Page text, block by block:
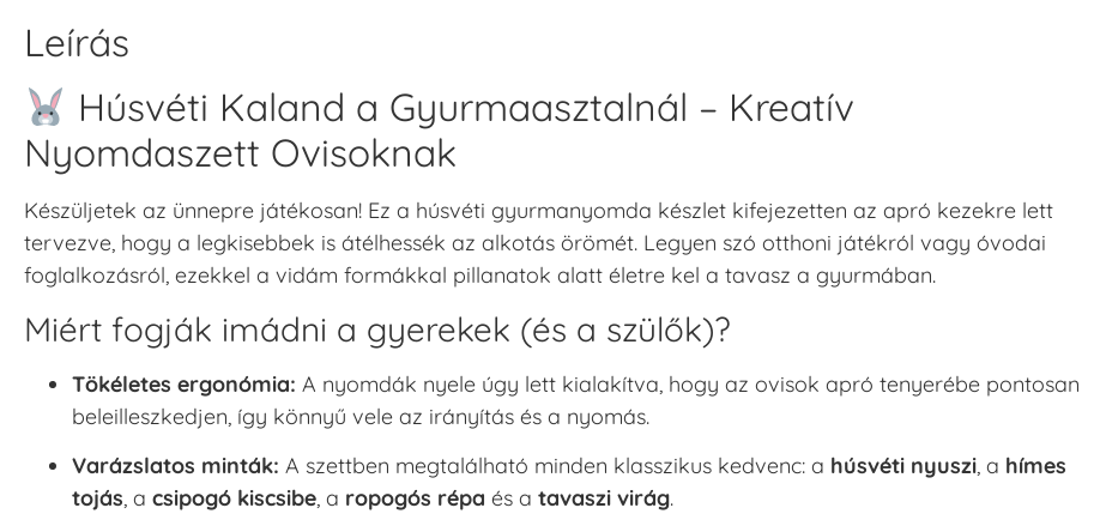
Leírás
Húsvéti Kaland a Gyurmaasztalnál – Kreatív
Nyomdaszett Ovisoknak
Készüljetek az ünnepre játékosan! Ez a húsvéti gyurmanyomda készlet kifejezetten az apró kezekre lett
tervezve, hogy a legkisebbek is átélhessék az alkotás örömét. Legyen szó otthoni játékról vagy óvodai
foglalkozásról, ezekkel a vidám formákkal pillanatok alatt életre kel a tavasz a gyurmában.
Miért fogják imádni a gyerekek (és a szülők)?
Tökéletes ergonómia: A nyomdák nyele úgy lett kialakítva, hogy az ovisok apró tenyerébe pontosan
beleilleszkedjen, így könnyű vele az irányítás és a nyomás.
Varázslatos minták: A szettben megtalálható minden klasszikus kedvenc: a húsvéti nyuszi, a hímes
tojás, a csipogó kiscsibe, a ropogós répa és a tavaszi virág.